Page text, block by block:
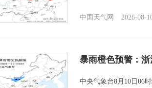
中国天气网 2026-08-
暴雨橙色预警：
中央气象台8月10日06